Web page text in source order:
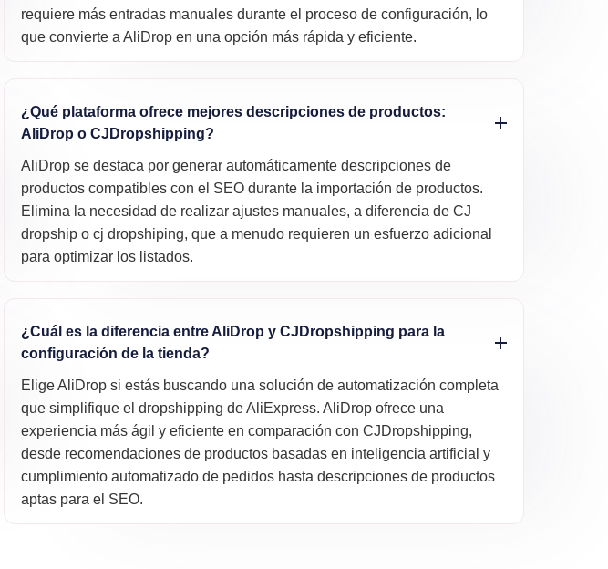
requiere más entradas manuales durante el proceso de configuración, lo
que convierte a AliDrop en una opción más rápida y eficiente.
¿Qué plataforma ofrece mejores descripciones de productos:
AliDrop o CJDropshipping?
AliDrop se destaca por generar automáticamente descripciones de
productos compatibles con el SEO durante la importación de productos.
Elimina la necesidad de realizar ajustes manuales, a diferencia de CJ
dropship o cj dropshiping, que a menudo requieren un esfuerzo adicional
para optimizar los listados.
¿Cuál es la diferencia entre AliDrop y CJDropshipping para la
configuración de la tienda?
Elige AliDrop si estás buscando una solución de automatización completa
que simplifique el dropshipping de AliExpress. AliDrop ofrece una
experiencia más ágil y eficiente en comparación con CJDropshipping,
desde recomendaciones de productos basadas en inteligencia artificial y
cumplimiento automatizado de pedidos hasta descripciones de productos
aptas para el SEO.